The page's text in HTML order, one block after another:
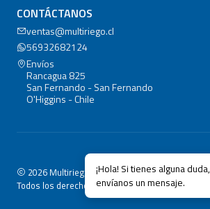
CONTÁCTANOS
ventas@multiriego.cl
56932682124
Envíos
Rancagua 825
San Fernando - San Fernando
O'Higgins - Chile
2026 Multiriego.cl.
Todos los derechos reservados.
¡Hola! Si tienes alguna duda,
envíanos un mensaje.